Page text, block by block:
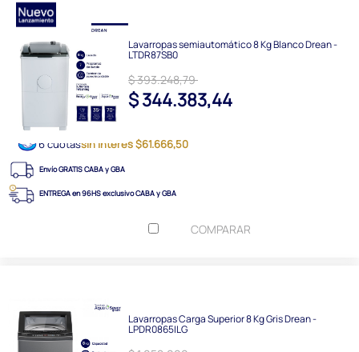
Lavarropas semiautomático 8 Kg Blanco Drean -
LTDR87SB0
$ 393.248,79
$ 344.383,44
6 cuotassin interés $61.666,50
Envío GRATIS CABA y GBA
ENTREGA en 96HS exclusivo CABA y GBA
COMPARAR
Lavarropas Carga Superior 8 Kg Gris Drean -
LPDR0865ILG